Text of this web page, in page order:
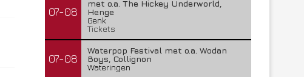
07-08
met o.a. The Hickey Underworld,
Henge
Genk
Tickets
07-08
Waterpop Festival met o.a. Wodan
Boys, Collignon
Wateringen